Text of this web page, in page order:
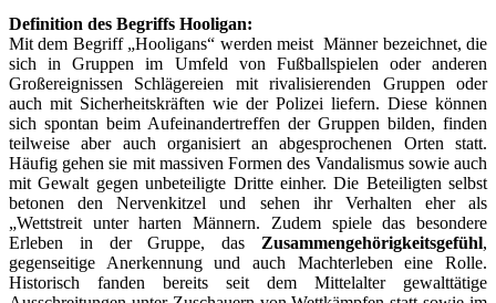
Definition des Begriffs Hooligan:
Mit dem Begriff „Hooligans“ werden meist Männer bezeichnet, die
sich in Gruppen im Umfeld von Fußballspielen oder anderen
Großereignissen Schlägereien mit rivalisierenden Gruppen oder
auch mit Sicherheitskräften wie der Polizei liefern. Diese können
sich spontan beim Aufeinandertreffen der Gruppen bilden, finden
teilweise aber auch organisiert an abgesprochenen Orten statt.
Häufig gehen sie mit massiven Formen des Vandalismus sowie auch
mit Gewalt gegen unbeteiligte Dritte einher. Die Beteiligten selbst
betonen den Nervenkitzel und sehen ihr Verhalten eher als
„Wettstreit unter harten Männern. Zudem spiele das besondere
Erleben in der Gruppe, das Zusammengehörigkeitsgefühl,
gegenseitige Anerkennung und auch Machterleben eine Rolle.
Historisch fanden bereits seit dem Mittelalter gewalttätige